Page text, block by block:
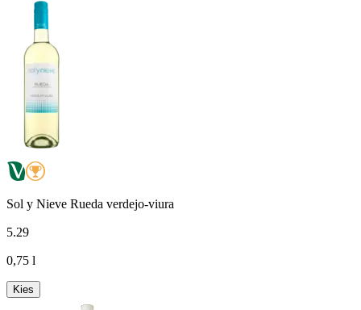
Sol y Nieve Rueda verdejo-viura
5.29
0,75 l
Kies